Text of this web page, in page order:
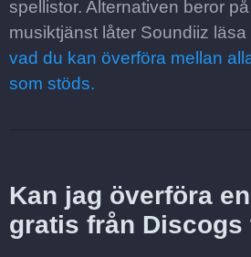
spellistor. Alternativen beror
musiktjänst låter Soundiiz läsa
vad du kan överföra mellan
som stöds.
Kan jag överföra
gratis från Discogs